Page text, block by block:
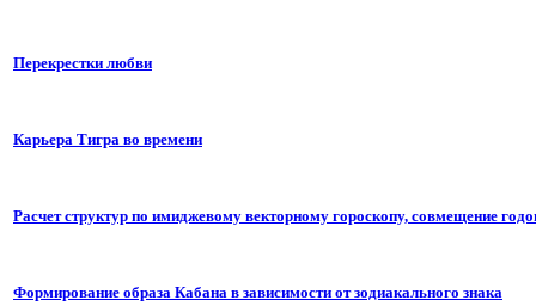
Перекрестки любви
Карьера Тигра во времени
Расчет структур по имиджевому векторному гороскопу, совмещение
Формирование образа Кабана в зависимости от зодиакального знака